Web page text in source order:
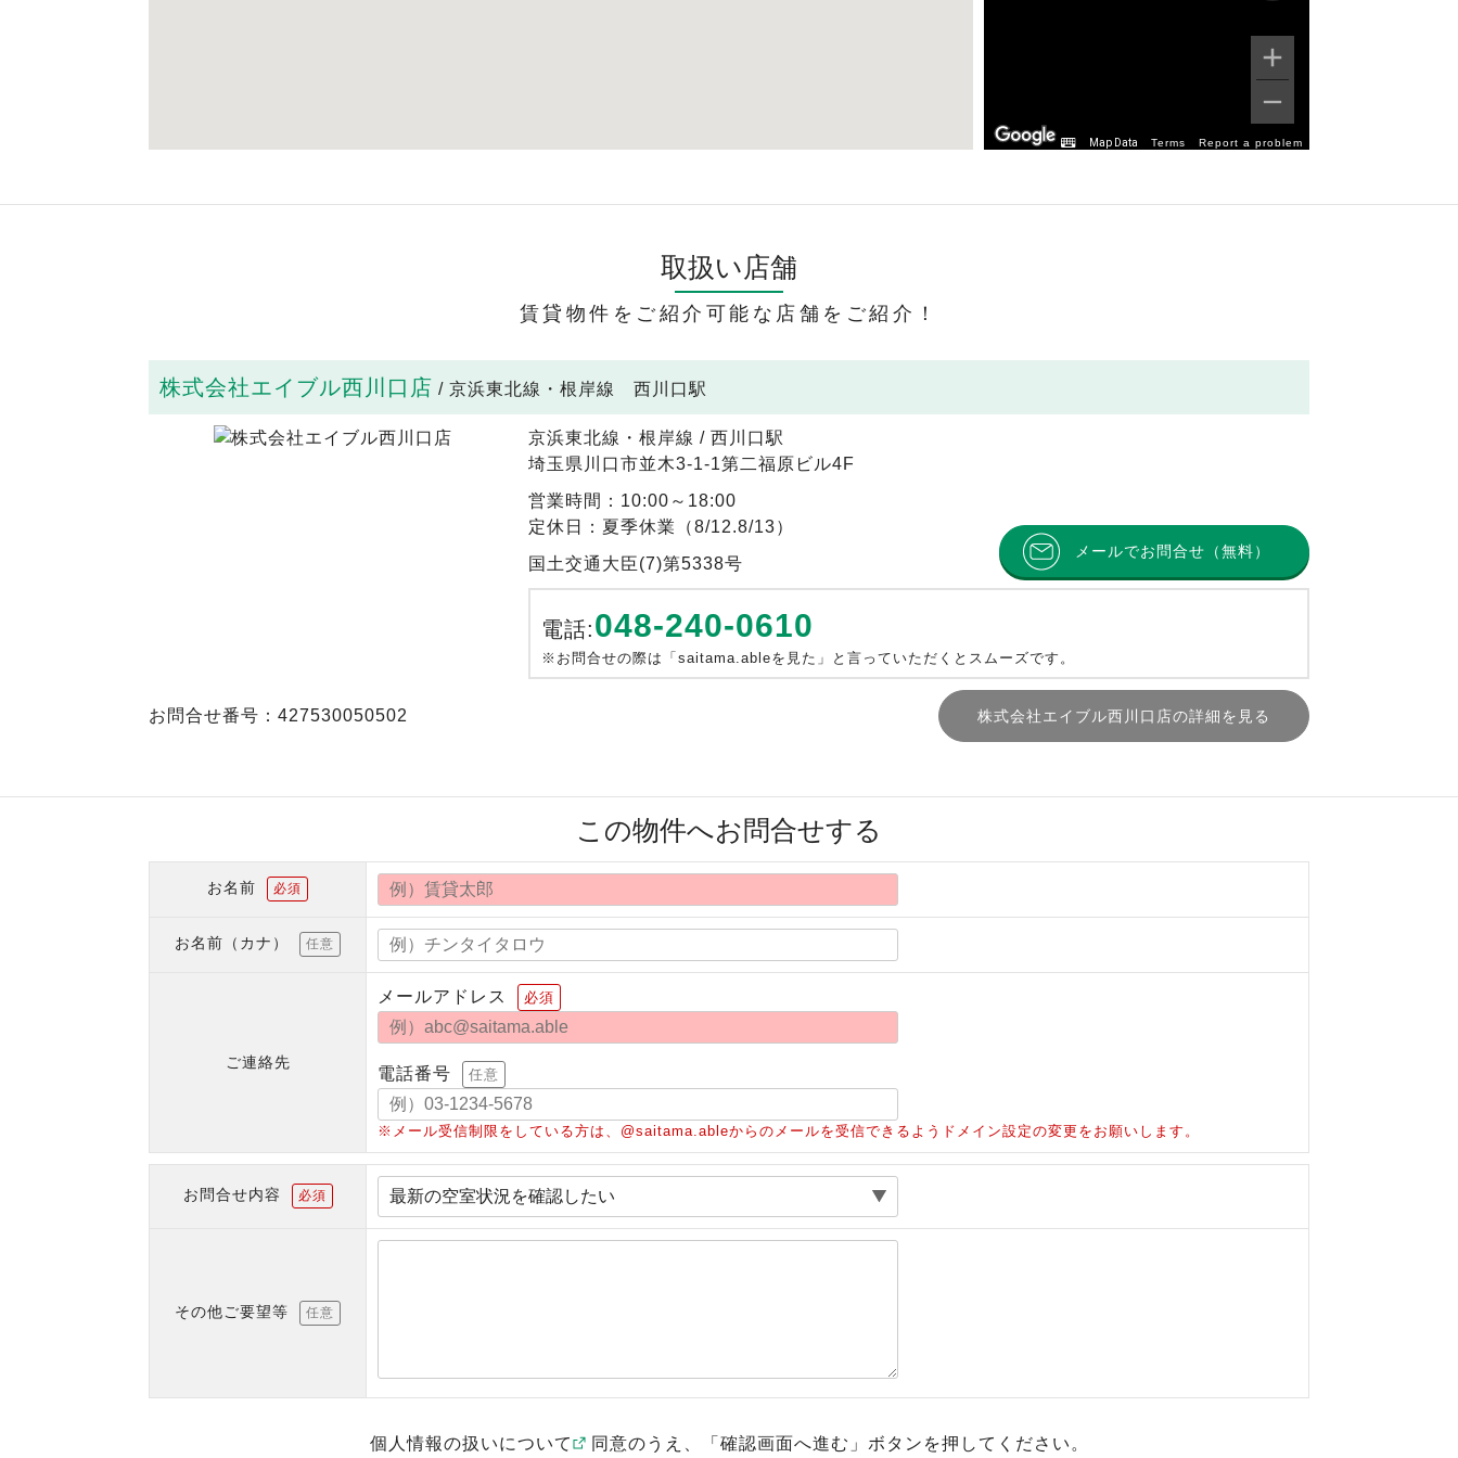
Map Data Terms Report a problem
取扱い店舗
賃貸物件をご紹介可能な店舗をご紹介！
株式会社エイブル西川口店 / 京浜東北線・根岸線 西川口駅
京浜東北線・根岸線 / 西川口駅
埼玉県川口市並木3-1-1第二福原ビル4F
営業時間：10:00～18:00
定休日：夏季休業（8/12.8/13）
国土交通大臣(7)第5338号
メールでお問合せ（無料）
電話:048-240-0610
※お問合せの際は「saitama.ableを見た」と言っていただくとスムーズです。
お問合せ番号：427530050502 株式会社エイブル西川口店の詳細を見る
この物件へお問合せする
お名前 必須
お名前（カナ） 任意
ご連絡先
メールアドレス 必須
電話番号 任意
※メール受信制限をしている方は、@saitama.ableからのメールを受信できるようドメイン設定の変更をお願いします。
お問合せ内容 必須
その他ご要望等 任意
個人情報の扱いについて 同意のうえ、「確認画面へ進む」ボタンを押してください。